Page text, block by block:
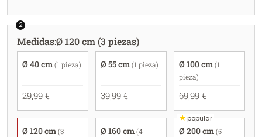
2
Medidas:Ø 120 cm (3 piezas)
Ø 40 cm (1 pieza)
29,99 €
Ø 55 cm (1 pieza)
39,99 €
Ø 100 cm (1
pieza)
69,99 €
Ø 120 cm (3
Ø 160 cm (4
★popular
Ø 200 cm (5